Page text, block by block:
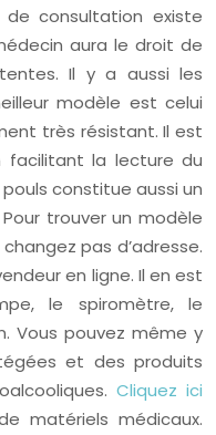
consultation existe
aura le droit de
Il y a aussi les
modèle est celui
très résistant. Il est
facilitant la lecture du
constitue aussi un
trouver un modèle
pas d’adresse.
en ligne. Il en est
le spiromètre, le
Vous pouvez même y
et des produits
Cliquez ici
matériels médicaux.